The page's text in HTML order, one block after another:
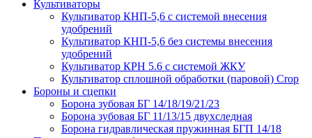
Культиваторы
Культиватор КНП-5,6 с системой внесения
удобрений
Культиватор КНП-5,6 без системы внесения
удобрений
Культиватор КРН 5.6 с системой ЖКУ
Культиватор сплошной обработки (паровой) Crop
Бороны и сцепки
Борона зубовая БГ 14/18/19/21/23
Борона зубовая БГ 11/13/15 двухследная
Борона гидравлическая пружинная БГП 14/18